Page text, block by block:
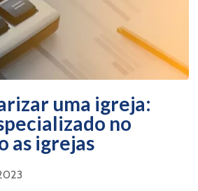
uma igreja:
no
as igrejas